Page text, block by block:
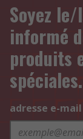
Soyez
informé
produits
spéciales.
adresse e-mail